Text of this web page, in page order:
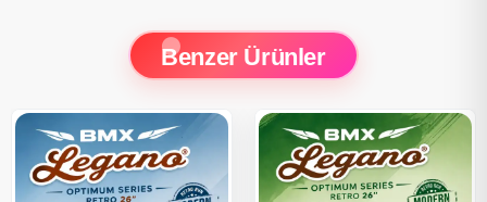
Benzer Ürünler